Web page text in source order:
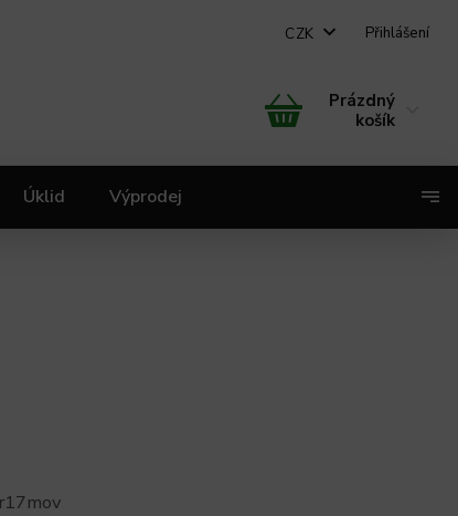
CZK Přihlášení
Prázdný
košík
Úklid Výprodej